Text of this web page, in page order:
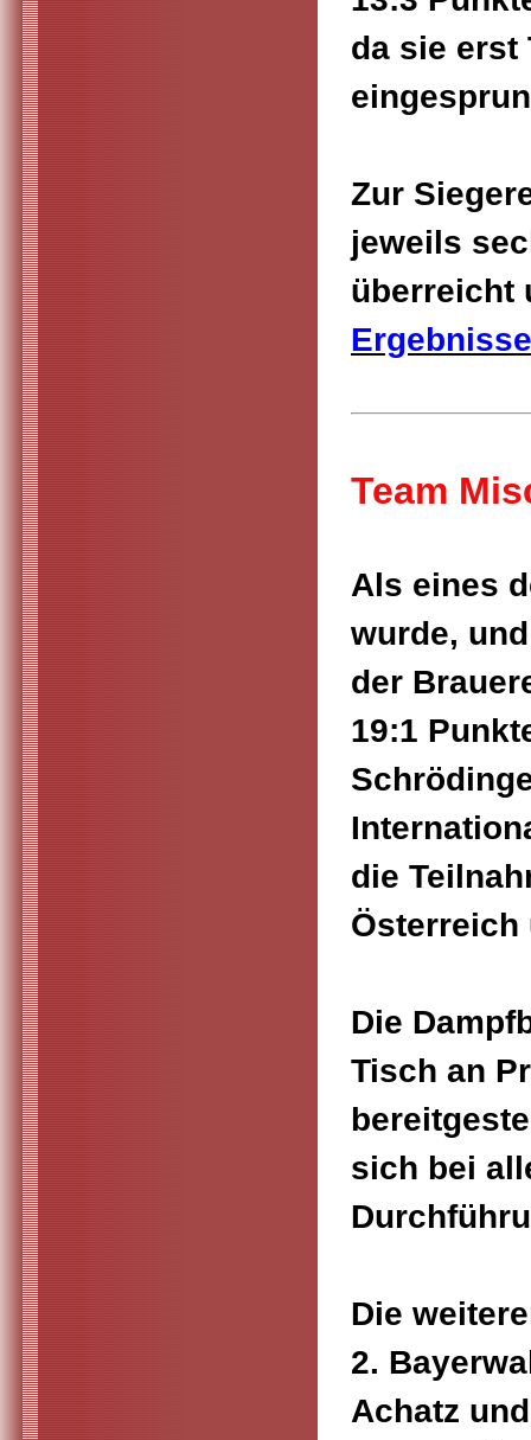
da sie erst
Zur
jeweils
überreicht
Team
Als eines
wurde,
der
19:1
die
Österreich
Die
Tisch an
sich bei
Die
2.
Achatz